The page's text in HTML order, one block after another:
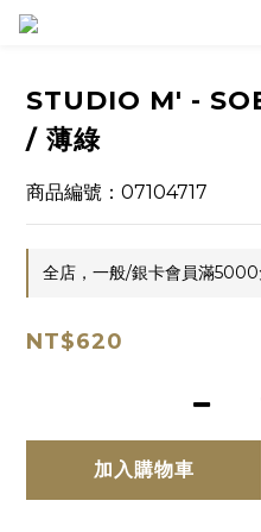
STUDIO M' -
/ 薄綠
商品編號：07104717
全店，一般/銀卡會員滿
NT$620
加入購物車